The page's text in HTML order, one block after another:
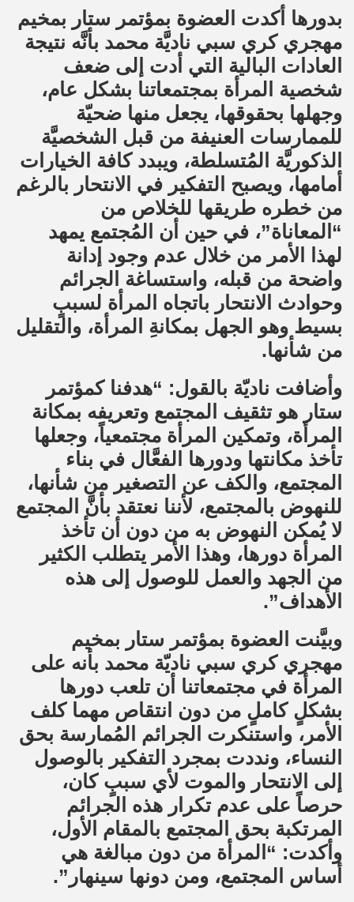
بدورها أكدت العضوة بمؤتمر ستار بمخيم
مهجري كري سبي ناديَّة محمد بأنَّه نتيجة
العادات البالية التي أدت إلى ضعف
شخصية المرأة بمجتمعاتنا بشكل عام،
وجهلها بحقوقها، يجعل منها ضحيّة
للممارسات العنيفة من قبل الشخصيَّة
الذكوريَّة المُتسلطة، ويبدد كافة الخيارات
أمامها، ويصبح التفكير في الانتحار بالرغم
من خطره طريقها للخلاص من
“المعاناة”، في حين أن المُجتمع يمهد
لهذا الأمر من خلال عدم وجود إدانة
واضحة من قبله، واستساغة الجرائم
وحوادث الانتحار باتجاه المرأة لسببٍ
بسيط وهو الجهل بمكانةِ المرأة، والتقليل
من شأنها.
وأضافت ناديّة بالقول: “هدفنا كمؤتمر
ستار هو تثقيف المجتمع وتعريفه بمكانة
المرأة، وتمكين المرأة مجتمعياً، وجعلها
تأخذ مكانتها ودورها الفعَّال في بناء
المجتمع، والكف عن التصغير من شأنها،
للنهوض بالمجتمع، لأننا نعتقد بأنَّ المجتمع
لا يُمكن النهوض به من دون أن تأخذ
المرأة دورها، وهذا الأمر يتطلب الكثير
من الجهد والعمل للوصول إلى هذه
الأهداف”.
وبيَّنت العضوة بمؤتمر ستار بمخيم
مهجري كري سبي ناديّة محمد بأنه على
المرأة في مجتمعاتنا أن تلعب دورها
بشكلٍ كاملٍ من دون انتقاص مهما كلف
الأمر، واستنكرت الجرائم المُمارسة بحق
النساء، ونددت بمجرد التفكير بالوصول
إلى الانتحار والموت لأي سببٍ كان،
حرصاً على عدم تكرار هذه الجرائم
المرتكبة بحق المجتمع بالمقام الأول،
وأكدت: “المرأة من دون مبالغة هي
أساس المجتمع، ومن دونها سينهار”.